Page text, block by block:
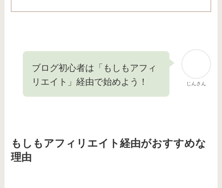
じんさん
ブログ初心者は「もしもアフィ
リエイト」経由で始めよう！
もしもアフィリエイト経由がおすすめな
理由